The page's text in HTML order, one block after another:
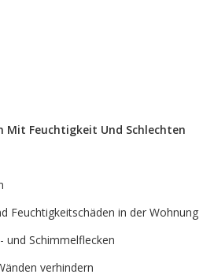
Mit Feuchtigkeit Und Schlechten
Feuchtigkeitschäden in der Wohnung
und Schimmelflecken
verhindern